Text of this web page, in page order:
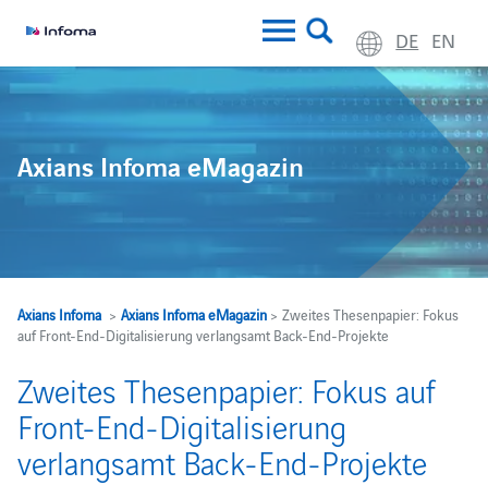
DE EN
Axians Infoma eMagazin
Axians Infoma> Axians Infoma eMagazin> Zweites Thesenpapier: Fokus
auf Front-End-Digitalisierung verlangsamt Back-End-Projekte
Zweites Thesenpapier: Fokus auf
Front-End-Digitalisierung
verlangsamt Back-End-Projekte